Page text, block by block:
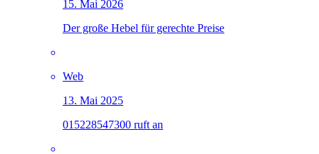
15. Mai 2026
Der große Hebel für gerechte Preise
Web
13. Mai 2025
015228547300 ruft an